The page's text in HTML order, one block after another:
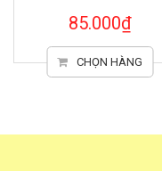
85.000₫
CHỌN HÀNG